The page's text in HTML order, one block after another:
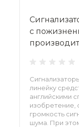
с
линейку
английскими
изобретение,
громкость
шума. При